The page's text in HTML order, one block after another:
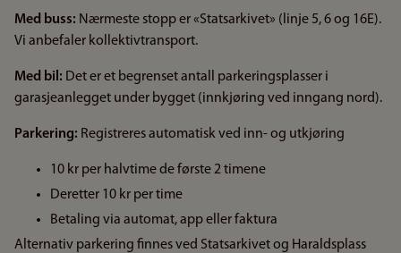
Med buss: Nærmeste stopp er «Statsarkivet» (linje 5, 6 og 16E).
Vi anbefaler kollektivtransport.
Med bil: Det er et begrenset antall parkeringsplasser i
garasjeanlegget under bygget (innkjøring ved inngang nord).
Parkering: Registreres automatisk ved inn- og utkjøring
10 kr per halvtime de første 2 timene
Deretter 10 kr per time
Betaling via automat, app eller faktura
Alternativ parkering finnes ved Statsarkivet og Haraldsplass